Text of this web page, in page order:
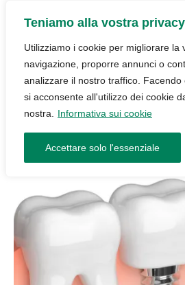
Teniamo alla vostra privacy
Utilizziamo i cookie per migliorare la
navigazione, proporre annunci o
analizzare il nostro traffico. Facendo
si acconsente all'utilizzo dei cookie
nostra.
Informativa sui cookie
Accettare solo l'essenziale